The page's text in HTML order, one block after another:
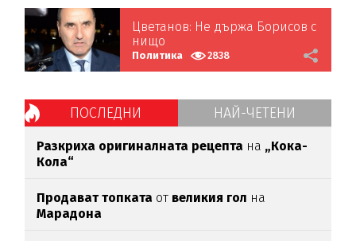
Цветанов: Не държа Борисов с
нищо
Политика 2838
ПОСЛЕДНИ НАЙ-ЧЕТЕНИ
Разкриха оригиналната рецепта на „Кока-
Кола“
Продават топката от великия гол на
Марадона